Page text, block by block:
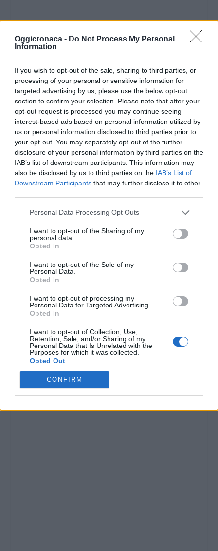
Oggicronaca - Do Not Process My Personal
Information
If you wish to opt-out of the sale, sharing to third parties, or
processing of your personal or sensitive information for
targeted advertising by us, please use the below opt-out
section to confirm your selection. Please note that after your
opt-out request is processed you may continue seeing
interest-based ads based on personal information utilized by
us or personal information disclosed to third parties prior to
your opt-out. You may separately opt-out of the further
disclosure of your personal information by third parties on the
IAB’s list of downstream participants. This information may
also be disclosed by us to third parties on the IAB’s List of
Downstream Participants that may further disclose it to other
Personal Data Processing Opt Outs
I want to opt-out of the Sharing of my
personal data.
Opted In
I want to opt-out of the Sale of my
Personal Data.
Opted In
I want to opt-out of processing my
Personal Data for Targeted Advertising.
Opted In
I want to opt-out of Collection, Use,
Retention, Sale, and/or Sharing of my
Personal Data that Is Unrelated with the
Purposes for which it was collected.
Opted Out
CONFIRM